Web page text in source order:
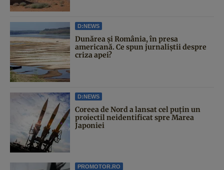
D:NEWS
Dunărea și România, în presa
americană. Ce spun jurnaliștii despre
criza apei?
D:NEWS
Coreea de Nord a lansat cel puțin un
proiectil neidentificat spre Marea
Japoniei
PROMOTOR.RO